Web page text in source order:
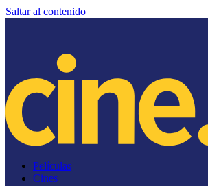
Saltar al contenido
Películas
Cines